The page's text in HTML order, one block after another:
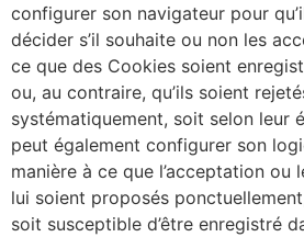
configurer son navigateur pour
décider s’il souhaite ou non les
ce que des Cookies soient
ou, au contraire, qu’ils soient
systématiquement, soit selon leur
peut également configurer son
manière à ce que l’acceptation ou
lui soient proposés
soit susceptible d’être enregistré